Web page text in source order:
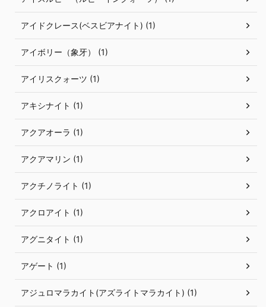
アイドクレース(ベスビアナイト) (1)
アイボリー（象牙） (1)
アイリスクォーツ (1)
アキシナイト (1)
アクアオーラ (1)
アクアマリン (1)
アクチノライト (1)
アクロアイト (1)
アグニタイト (1)
アゲート (1)
アジュロマラカイト(アズライトマラカイト) (1)